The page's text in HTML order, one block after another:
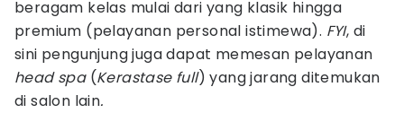
beragam kelas mulai dari yang klasik hingga
premium (pelayanan personal istimewa). FYI, di
sini pengunjung juga dapat memesan pelayanan
head spa(Kerastase full) yang jarang ditemukan
di salon lain.